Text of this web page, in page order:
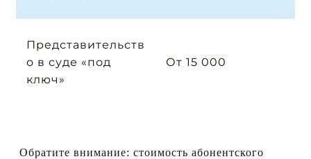
Представительств
о в суде «под
ключ»
От 15 000
Обратите внимание: стоимость абонентского